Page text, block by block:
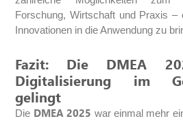
Forschung, Wirtschaft und Praxis –
Innovationen in die Anwendung zu
Fazit: Die DMEA
Digitalisierung im
gelingt
Die DMEA 2025 war einmal mehr